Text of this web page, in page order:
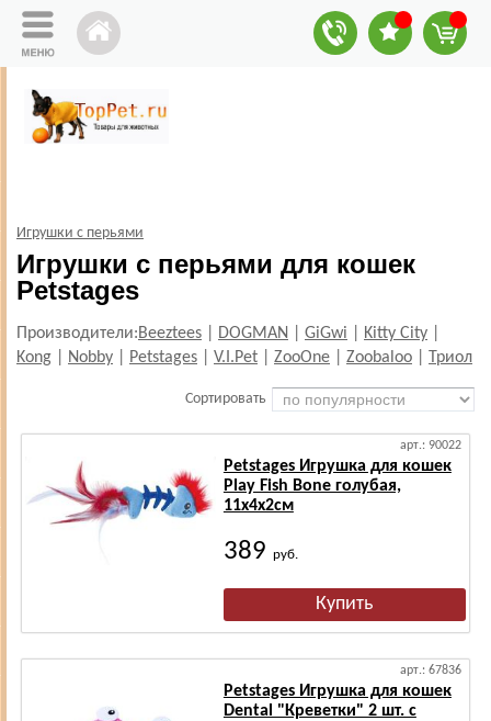
Игрушки с перьями
Игрушки с перьями для кошек
Petstages
Производители:Beeztees DOGMAN GiGwi Kitty City
Kong
Nobby Petstages V.I.Pet ZooOne Zoobaloo Триол
Сортировать
арт.: 90022
Petstages Игрушка для кошек
Play Fish Bone голубая,
11х4х2см
389 руб.
арт.: 67836
Petstages Игрушка для кошек
Dental "Креветки" 2 шт. с